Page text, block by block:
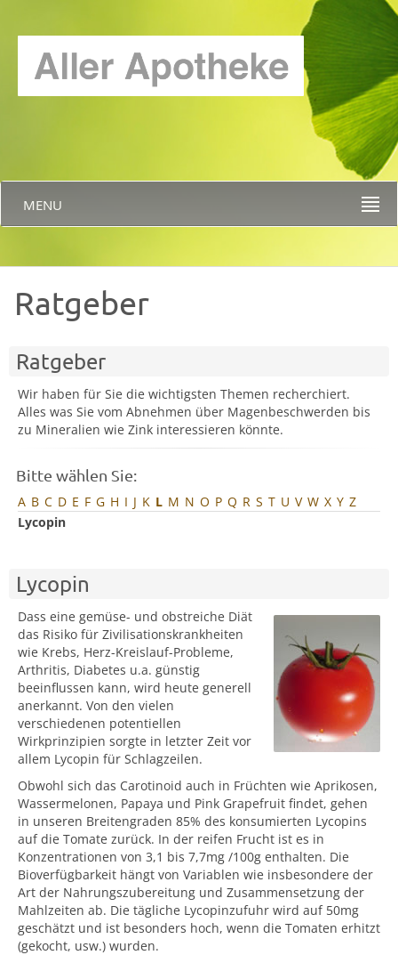
MENU
Ratgeber
Ratgeber
Wir haben für Sie die wichtigsten Themen recherchiert.
Alles was Sie vom Abnehmen über Magenbeschwerden bis
zu Mineralien wie Zink interessieren könnte.
Bitte wählen Sie:
A B C D E F G H I J K L M N O P Q R S T U V W X Y Z
Lycopin
Lycopin
Dass eine gemüse- und obstreiche Diät
das Risiko für Zivilisationskrankheiten
wie Krebs, Herz-Kreislauf-Probleme,
Arthritis, Diabetes u.a. günstig
beeinflussen kann, wird heute generell
anerkannt. Von den vielen
verschiedenen potentiellen
Wirkprinzipien sorgte in letzter Zeit vor
allem Lycopin für Schlagzeilen.
Obwohl sich das Carotinoid auch in Früchten wie Aprikosen,
Wassermelonen, Papaya und Pink Grapefruit findet, gehen
in unseren Breitengraden 85% des konsumierten Lycopins
auf die Tomate zurück. In der reifen Frucht ist es in
Konzentrationen von 3,1 bis 7,7mg /100g enthalten. Die
Bioverfügbarkeit hängt von Variablen wie insbesondere der
Art der Nahrungszubereitung und Zusammensetzung der
Mahlzeiten ab. Die tägliche Lycopinzufuhr wird auf 50mg
geschätzt und ist besonders hoch, wenn die Tomaten erhitzt
(gekocht, usw.) wurden.